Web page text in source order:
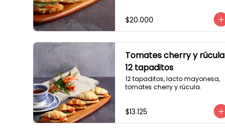
$20.000
Tomates cherry y rúcula
12 tapaditos
12 tapaditos, lacto mayonesa,
tomates cherry y rúcula.
$13.125